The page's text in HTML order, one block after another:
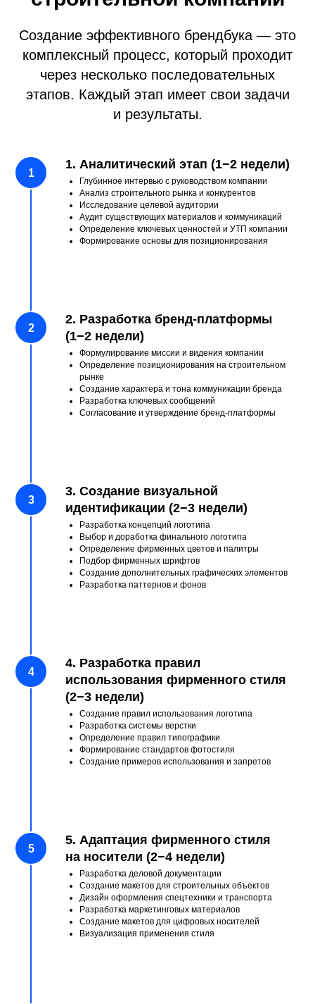
Создание эффективного брендбука — это
комплексный процесс, который проходит
через несколько последовательных
этапов. Каждый этап имеет свои задачи
и результаты.
1. Аналитический этап (1−2 недели)
Глубинное интервью с руководством компании
Анализ строительного рынка и конкурентов
Исследование целевой аудитории
Аудит существующих материалов и коммуникаций
Определение ключевых ценностей и УТП компании
Формирование основы для позиционирования
2. Разработка бренд-платформы
(1−2 недели)
Формулирование миссии и видения компании
Определение позиционирования на строительном
рынке
Создание характера и тона коммуникации бренда
Разработка ключевых сообщений
Согласование и утверждение бренд-платформы
3. Создание визуальной
идентификации (2−3 недели)
Разработка концепций логотипа
Выбор и доработка финального логотипа
Определение фирменных цветов и палитры
Подбор фирменных шрифтов
Создание дополнительных графических элементов
Разработка паттернов и фонов
4. Разработка правил
использования фирменного стиля
(2−3 недели)
Создание правил использования логотипа
Разработка системы верстки
Определение правил типографики
Формирование стандартов фотостиля
Создание примеров использования и запретов
5. Адаптация фирменного стиля
на носители (2−4 недели)
Разработка деловой документации
Создание макетов для строительных объектов
Дизайн оформления спецтехники и транспорта
Разработка маркетинговых материалов
Создание макетов для цифровых носителей
Визуализация применения стиля
7. Интеграция с системой охраны труда
8. Технические чертежи и схемы
9. Долгосрочная перспектива
Отправьте заявку на разработку
брендбука для строительной
компании
Мы свяжемся с вами в течение 5 минут.
Телефон
Отправить
органов.
Элементы фирменного стиля
на спецодежде и защитном оборудовании
должны соответствовать требованиям
безопасности и охраны труда.
Брендбук включает рекомендации
по оформлению технической документации,
чертежей и схем с учетом требований
к точности и читаемости.
Строительные проекты часто реализуются
Наша команда учитывает все
эти особенности при
разработке брендбука для
строительной компании,
создавая по-настоящему